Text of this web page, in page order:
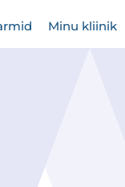
Minu kliinik